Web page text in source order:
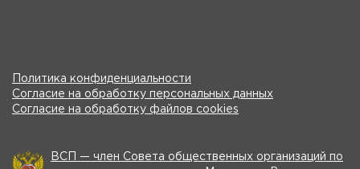
Политика конфиденциальности
Согласие на обработку персональных данных
Согласие на обработку файлов cookies
ВСП — член Совета общественных организаций по